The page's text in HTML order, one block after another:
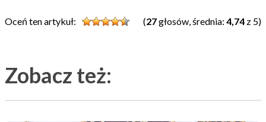
Oceń ten artykuł: (27głosów, średnia: 4,74 z 5)
Zobacz też: